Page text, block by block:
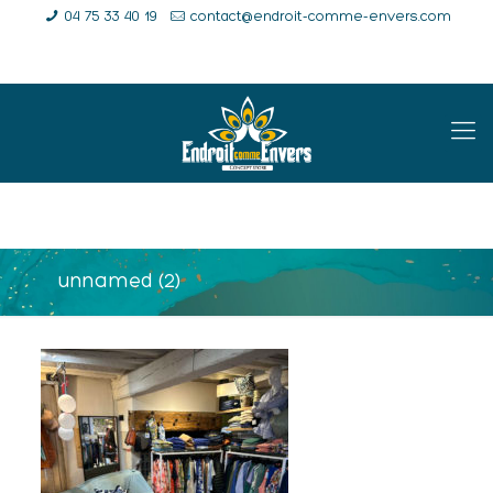
04 75 33 40 19 contact@endroit-comme-envers.com
unnamed (2)